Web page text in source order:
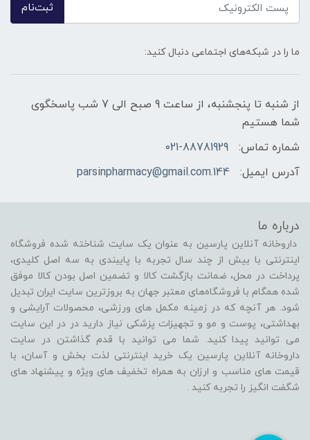
ثبت‌نام
ما را در شبکه‌های اجتماعی دنبال کنید:
از شنبه تا پنجشنبه، از ساعت 9 صبح الی 7 شب پاسخگوی
شما هستیم
شماره تماس:
021-88781929
آدرس ایمیل:
144.parsinpharmacy@gmail.com
درباره ما
داروخانه آنلاین پارسین به عنوان یک سایت شناخته شده فروشگاه
اینترنتی با بیش از چند سال تجربه با پایبندی به سه اصل کلیدی،
پرداخت در محل، ضمانت بازگشت کالا و تضمین اصل بودن کالا موفق
شده همگام با فروشگاه‌های معتبر جهان به بروزترین سایت ایران تبدیل
شود. هر آنچه که در زمینه مکمل های ورزشی، محصولات آرایشی و
بهداشتی، پوست و مو و تجهیزات پزشکی نیاز دارید در در این سایت
می توانید پیدا کنید. شما می توانید با قدم گذاشتن در سایت
داروخانه آنلاین پارسین یک خرید اینترنتی لذت بخش و آسان، با
قیمت های مناسب و ارزان به همراه تخفیف های ویژه و پیشنهاد های
شگفت انگیز را تجربه کنید .